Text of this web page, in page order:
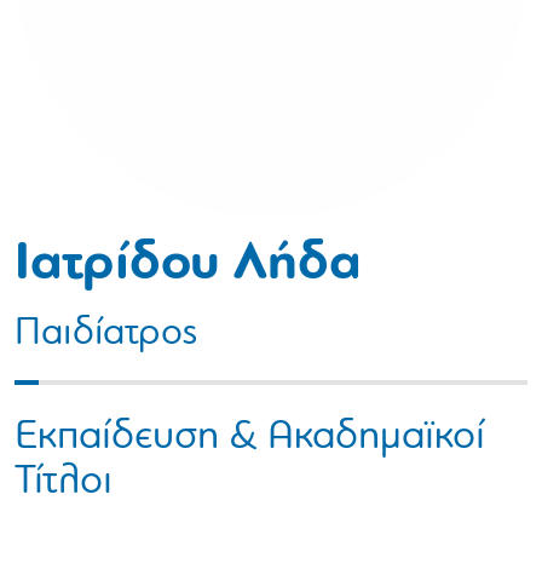
Ιατρίδου Λήδα
Παιδίατρος
Εκπαίδευση & Ακαδημαϊκοί
Τίτλοι